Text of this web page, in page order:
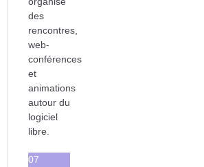
des
rencontres,
web-
conférences
et
animations
autour du
logiciel
libre.
07